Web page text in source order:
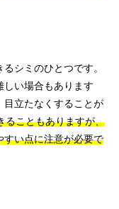
シミのひとつです。
い場合もあります
目立たなくすることが
ることもありますが、
すい点に注意が必要で